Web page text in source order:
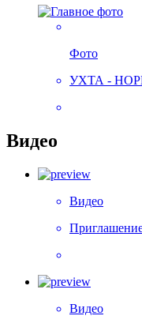
Фото
УХТА -
Видео
Видео
Видео